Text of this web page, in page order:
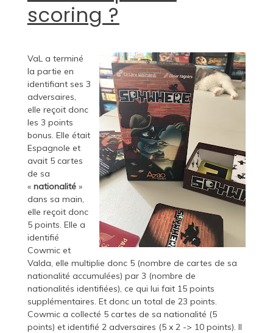
scoring ?
VaL a terminé
la partie en
identifiant ses 3
adversaires,
elle reçoit donc
les 3 points
bonus. Elle était
Espagnole et
avait 5 cartes
de sa
« nationalité»
dans sa main,
elle reçoit donc
5 points. Elle a
identifié
Cowmic et
Valda, elle multiplie donc 5 (nombre de cartes de sa
nationalité accumulées) par 3 (nombre de
nationalités identifiées), ce qui lui fait 15 points
supplémentaires. Et donc un total de 23 points.
Cowmic a collecté 5 cartes de sa nationalité (5
points) et identifié 2 adversaires (5 x 2 -> 10 points). Il